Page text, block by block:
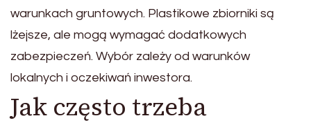
warunkach gruntowych. Plastikowe zbiorniki są
lżejsze, ale mogą wymagać dodatkowych
zabezpieczeń. Wybór zależy od warunków
lokalnych i oczekiwań inwestora.
Jak często trzeba